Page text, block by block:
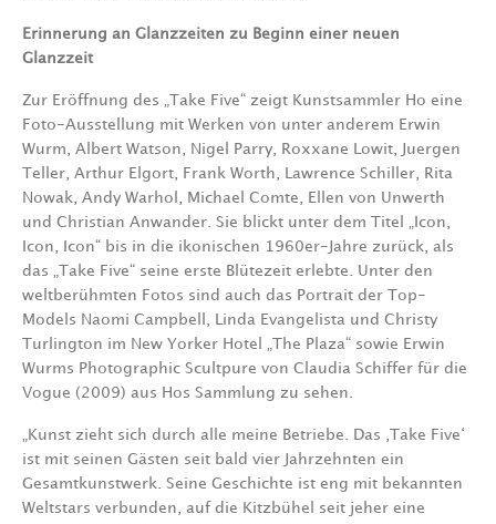
Erinnerung an Glanzzeiten zu Beginn einer neuen
Glanzzeit
Zur Eröffnung des „Take Five“ zeigt Kunstsammler Ho eine
Foto-Ausstellung mit Werken von unter anderem Erwin
Wurm, Albert Watson, Nigel Parry, Roxxane Lowit, Juergen
Teller, Arthur Elgort, Frank Worth, Lawrence Schiller, Rita
Nowak, Andy Warhol, Michael Comte, Ellen von Unwerth
und Christian Anwander. Sie blickt unter dem Titel „Icon,
Icon, Icon“ bis in die ikonischen 1960er-Jahre zurück, als
das „Take Five“ seine erste Blütezeit erlebte. Unter den
weltberühmten Fotos sind auch das Portrait der Top-
Models Naomi Campbell, Linda Evangelista und Christy
Turlington im New Yorker Hotel „The Plaza“ sowie Erwin
Wurms Photographic Scultpure von Claudia Schiffer für die
Vogue (2009) aus Hos Sammlung zu sehen.
„Kunst zieht sich durch alle meine Betriebe. Das ‚Take Five‘
ist mit seinen Gästen seit bald vier Jahrzehnten ein
Gesamtkunstwerk. Seine Geschichte ist eng mit bekannten
Weltstars verbunden, auf die Kitzbühel seit jeher eine